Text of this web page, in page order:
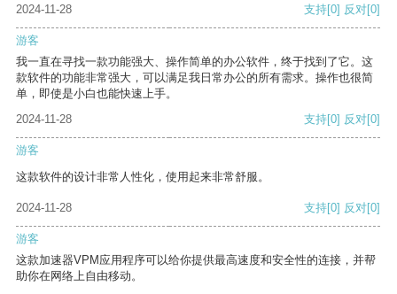
2024-11-28 支持[0] 反对[0]
游客
我一直在寻找一款功能强大、操作简单的办公软件，终于找到了它。这
款软件的功能非常强大，可以满足我日常办公的所有需求。操作也很简
单，即使是小白也能快速上手。
2024-11-28
支持[0] 反对[0]
游客
这款软件的设计非常人性化，使用起来非常舒服。
2024-11-28 支持[0] 反对[0]
游客
这款加速器VPM应用程序可以给你提供最高速度和安全性的连接，并帮
助你在网络上自由移动。